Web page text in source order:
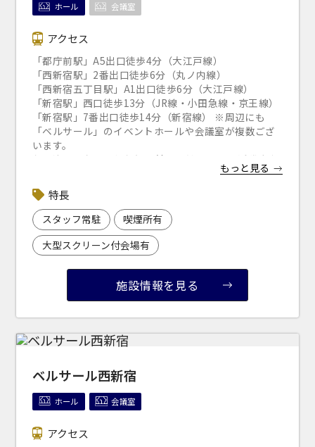
ホール 会議室
アクセス
「都庁前駅」A5出口徒歩4分（大江戸線）
「西新宿駅」2番出口徒歩6分（丸ノ内線）
「西新宿五丁目駅」A1出口徒歩6分（大江戸線）
「新宿駅」西口徒歩13分（JR線・小田急線・京王線）
「新宿駅」7番出口徒歩14分（新宿線） ※周辺にも
「ベルサール」のイベントホールや会議室が複数ござ
います。
お間違えのないようお気を付けください。 ▼近隣駐車
※下記リンクより 「ベルサール新宿セントラルパー
ク」で検索ください。
「s-park」（公財）東京都道路整備保全公社 管理運営
サイト
もっと見る
特長
スタッフ常駐
喫煙所有
大型スクリーン付会場有
施設情報を見る
ベルサール西新宿
ホール 会議室
アクセス